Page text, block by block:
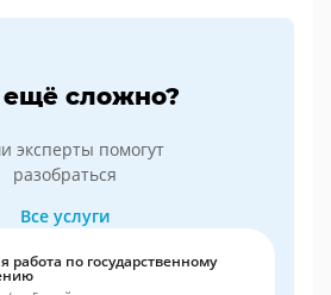
ещё сложно?
эксперты помогут
разобраться
Все услуги
работа по государственному